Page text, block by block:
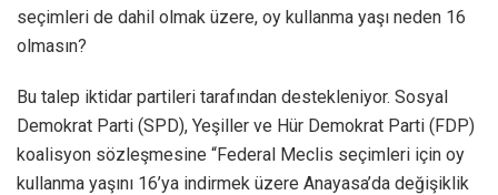
seçimleri de dahil olmak üzere, oy kullanma yaşı neden 16
olmasın?
Bu talep iktidar partileri tarafından destekleniyor. Sosyal
Demokrat Parti (SPD), Yeşiller ve Hür Demokrat Parti (FDP)
koalisyon sözleşmesine “Federal Meclis seçimleri için oy
kullanma yaşını 16’ya indirmek üzere Anayasa’da değişiklik